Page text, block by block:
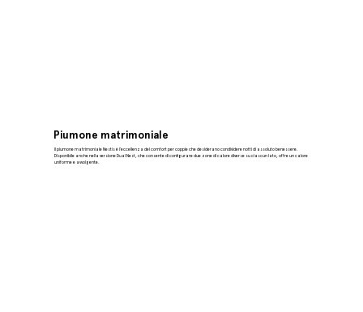
Piumone matrimoniale
Il piumone matrimoniale Nestis è l’eccellenza del comfort per coppie che desiderano condividere notti di assoluto benessere.
Disponibile anche nella versione Dual Nest, che consente di configurare due zone di calore diverse su ciascun lato, offre un calore
uniforme e avvolgente.